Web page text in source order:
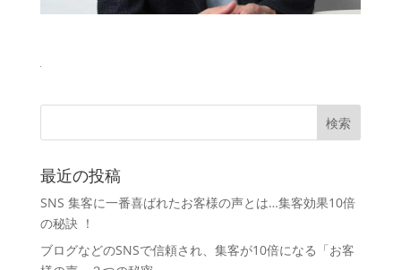
最近の投稿
SNS 集客に一番喜ばれたお客様の声とは…集客効果10倍
の秘訣 ！
ブログなどのSNSで信頼され、集客が10倍になる「お客